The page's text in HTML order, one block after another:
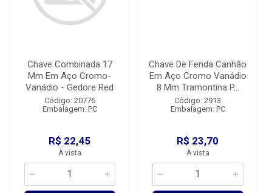
Chave Combinada 17
Mm Em Aço Cromo-
Vanádio - Gedore Red
Código: 20776
Embalagem: PC
R$ 22,45
À vista
Chave De Fenda Canhão
Em Aço Cromo Vanádio
8 Mm Tramontina P...
Código: 2913
Embalagem: PC
R$ 23,70
À vista